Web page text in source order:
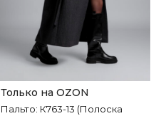
Пальто: К763-13 (Полоска
Только на OZON